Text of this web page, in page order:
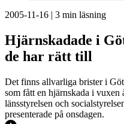
2005-11-16 | 3 min läsning
Hjärnskadade i
de har rätt till
Det finns allvarliga brister i
som fått en hjärnskada i vuxen
länsstyrelsen och
presenterade på onsdagen.